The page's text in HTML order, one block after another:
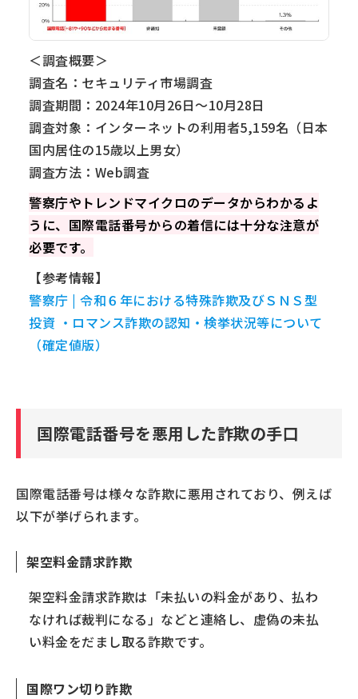
＜調査概要＞
調査名：セキュリティ市場調査
調査期間：2024年10月26日～10月28日
調査対象：インターネットの利用者5,159名（日本
国内居住の15歳以上男女）
調査方法：Web調査
警察庁やトレンドマイクロのデータからわかるよ
うに、国際電話番号からの着信には十分な注意が
必要です。
【参考情報】
警察庁 | 令和６年における特殊詐欺及びＳＮＳ型
投資 ・ロマンス詐欺の認知・検挙状況等について
（確定値版）
国際電話番号を悪用した詐欺の手口
国際電話番号は様々な詐欺に悪用されており、例えば
以下が挙げられます。
架空料金請求詐欺
架空料金請求詐欺は「未払いの料金があり、払わ
なければ裁判になる」などと連絡し、虚偽の未払
い料金をだまし取る詐欺です。
国際ワン切り詐欺